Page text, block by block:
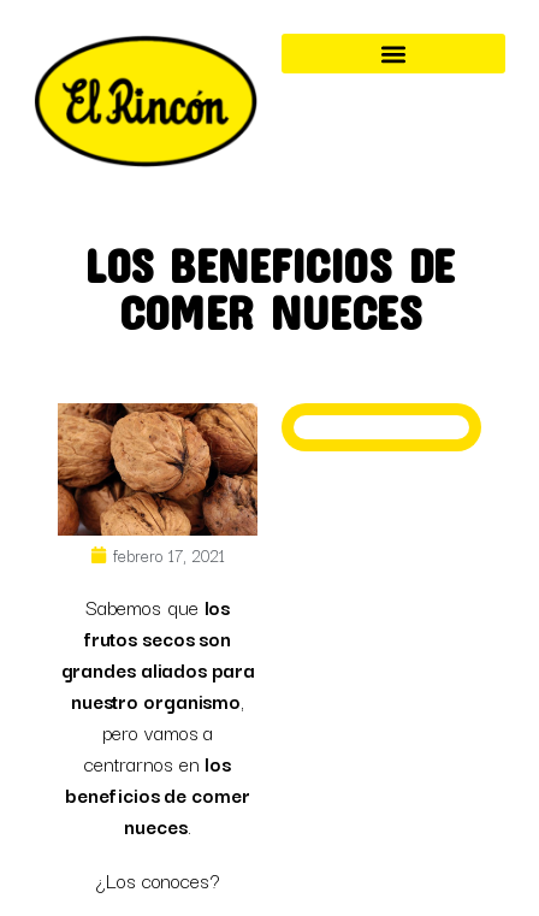
LOS BENEFICIOS DE
COMER NUECES
febrero 17, 2021
Sabemos que los
frutos secos son
grandes aliados para
nuestro organismo,
pero vamos a
centrarnos en los
beneficios de comer
nueces.
¿Los conoces?